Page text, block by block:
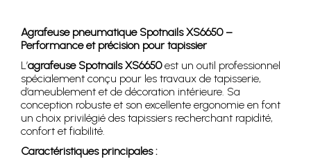
Agrafeuse pneumatique Spotnails XS6650 –
Performance et précision pour tapissier
L’agrafeuse Spotnails XS6650est un outil professionnel
spécialement conçu pour les travaux de tapisserie,
d’ameublement et de décoration intérieure. Sa
conception robuste et son excellente ergonomie en font
un choix privilégié des tapissiers recherchant rapidité,
confort et fiabilité.
Caractéristiques principales :